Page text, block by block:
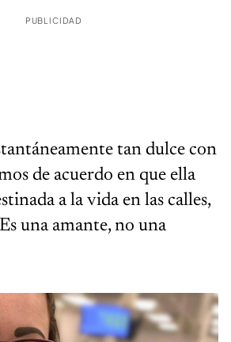
PUBLICIDAD
tan dulce con
de acuerdo en que ella
a la vida en las calles,
una amante, no una